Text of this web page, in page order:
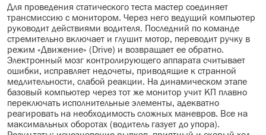
Для проведения статического теста мастер соединяет
трансмиссию с монитором. Через него ведущий компьютер
руководит действиями водителя. Последний по команде
стремительно включает и глушит мотор, переводит ручку в
режим «Движение» (Drive) и возвращает ее обратно.
Электронный мозг контролирующего аппарата считывает
ошибки, исправляет недочеты, приводящие к странной
медлительности, слабой реакции. На динамическом этапе
базовый компьютер через тот же монитор учит КП плавно
переключать исполнительные элементы, адекватно
реагировать на необходимость сложных маневров. Все на
максимальных оборотах (водитель газует до упора).